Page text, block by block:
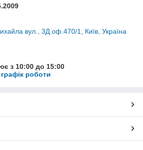
вул., 3Д оф.470/1, Київ, Україна
з 10:00 до 15:00
роботи